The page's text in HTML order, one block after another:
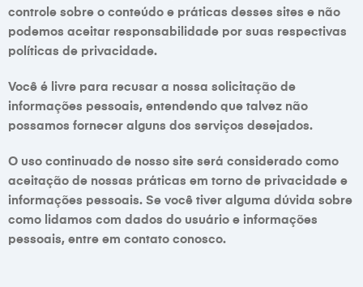
controle sobre o conteúdo e práticas desses sites e não
podemos aceitar responsabilidade por suas respectivas
políticas de privacidade.
Você é livre para recusar a nossa solicitação de
informações pessoais, entendendo que talvez não
possamos fornecer alguns dos serviços desejados.
O uso continuado de nosso site será considerado como
aceitação de nossas práticas em torno de privacidade e
informações pessoais. Se você tiver alguma dúvida sobre
como lidamos com dados do usuário e informações
pessoais, entre em contato conosco.